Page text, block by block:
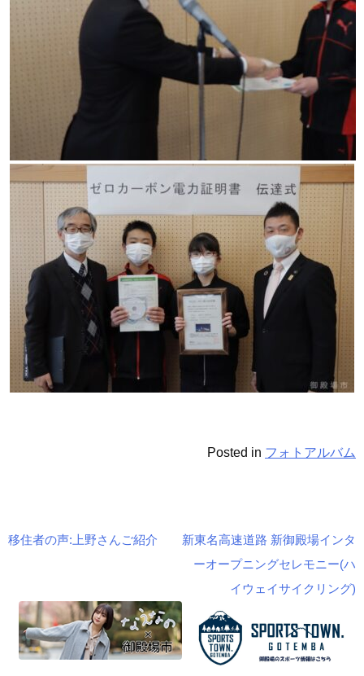
Posted in フォトアルバム
ナ
ビ
移住者の声:上野さんご紹介
新東名高速道路 新御殿場インタ
ーオープニングセレモニー(ハ
イウェイサイクリング)